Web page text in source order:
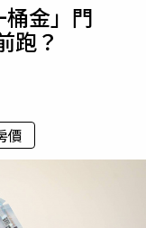
金」門
跑？
價